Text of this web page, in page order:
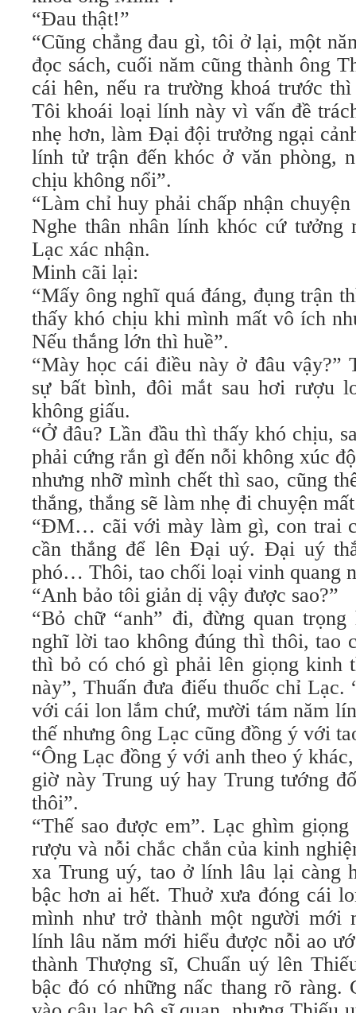
“Đau thật!”
“Cũng chẳng đau gì, tôi ở lại, một
đọc sách, cuối năm cũng thành ông
cái hên, nếu ra trường khoá trước
Tôi khoái loại lính này vì vấn đề
nhẹ hơn, làm Đại đội trưởng ngại
lính tử trận đến khóc ở văn phòng,
chịu không nổi”.
“Làm chỉ huy phải chấp nhận
Nghe thân nhân lính khóc cứ tưởng
Lạc xác nhận.
Minh cãi lại:
“Mấy ông nghĩ quá đáng, đụng trận
thấy khó chịu khi mình mất vô ích
Nếu thắng lớn thì huề”.
“Mày học cái điều này ở đâu vậy?”
sự bất bình, đôi mắt sau hơi rượu
không giấu.
“Ở đâu? Lần đầu thì thấy khó chịu,
phải cứng rắn gì đến nỗi không xúc
nhưng nhỡ mình chết thì sao, cũng
thắng, thắng sẽ làm nhẹ đi chuyện
“ĐM… cãi với mày làm gì, con trai
cần thắng để lên Đại uý. Đại uý
phó… Thôi, tao chối loại vinh quang
“Anh bảo tôi giản dị vậy được sao?”
“Bỏ chữ “anh” đi, đừng quan
nghĩ lời tao không đúng thì thôi, tao
thì bỏ có chó gì phải lên giọng kinh
này”, Thuấn đưa điếu thuốc chỉ Lạc.
với cái lon lắm chứ, mười tám năm
thế nhưng ông Lạc cũng đồng ý với
“Ông Lạc đồng ý với anh theo ý
giờ này Trung uý hay Trung tướng
thôi”.
“Thế sao được em”. Lạc ghìm
rượu và nỗi chắc chắn của kinh
xa Trung uý, tao ở lính lâu lại càng
bậc hơn ai hết. Thuở xưa đóng cái
mình như trở thành một người mới
lính lâu năm mới hiểu được nỗi ao
thành Thượng sĩ, Chuẩn uý lên
bậc đó có những nấc thang rõ ràng.